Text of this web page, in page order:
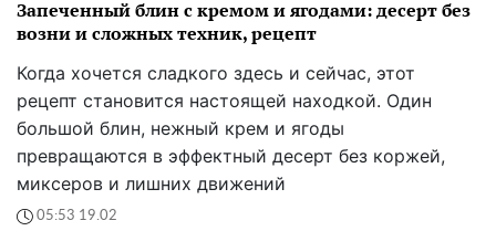
Запеченный блин с кремом и ягодами: десерт без
возни и сложных техник, рецепт
Когда хочется сладкого здесь и сейчас, этот
рецепт становится настоящей находкой. Один
большой блин, нежный крем и ягоды
превращаются в эффектный десерт без коржей,
миксеров и лишних движений
05:53 19.02